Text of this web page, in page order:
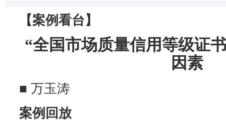
【案例看台】
“全国市场质量信用等级证
因素
■ 万玉涛
案例回放